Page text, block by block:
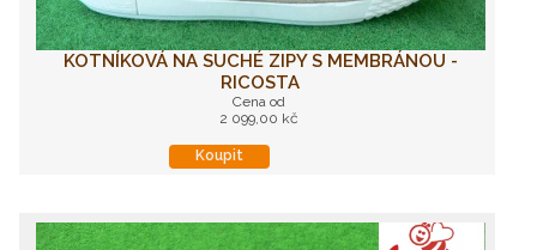
KOTNÍKOVÁ NA SUCHÉ ZIPY S MEMBRÁNOU -
RICOSTA
Cena od
2 099,00 kč
Koupit